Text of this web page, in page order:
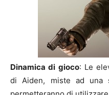
Dinamica di gioco: Le
di Aiden, miste ad una